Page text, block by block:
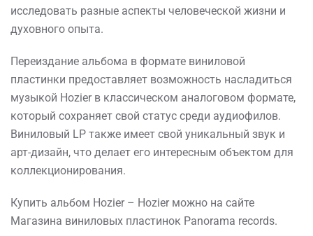
исследовать разные аспекты человеческой жизни и
духовного опыта.
Переиздание альбома в формате виниловой
пластинки предоставляет возможность насладиться
музыкой Hozier в классическом аналоговом формате,
который сохраняет свой статус среди аудиофилов.
Виниловый LP также имеет свой уникальный звук и
арт-дизайн, что делает его интересным объектом для
коллекционирования.
Купить альбом Hozier – Hozier можно на сайте
Магазина виниловых пластинок Panorama records.